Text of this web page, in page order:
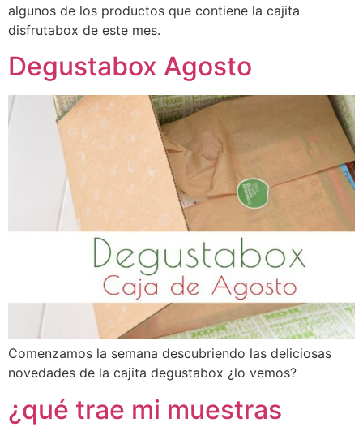
algunos de los productos que contiene la cajita
disfrutabox de este mes.
Degustabox Agosto
Comenzamos la semana descubriendo las deliciosas
novedades de la cajita degustabox ¿lo vemos?
¿qué trae mi muestras